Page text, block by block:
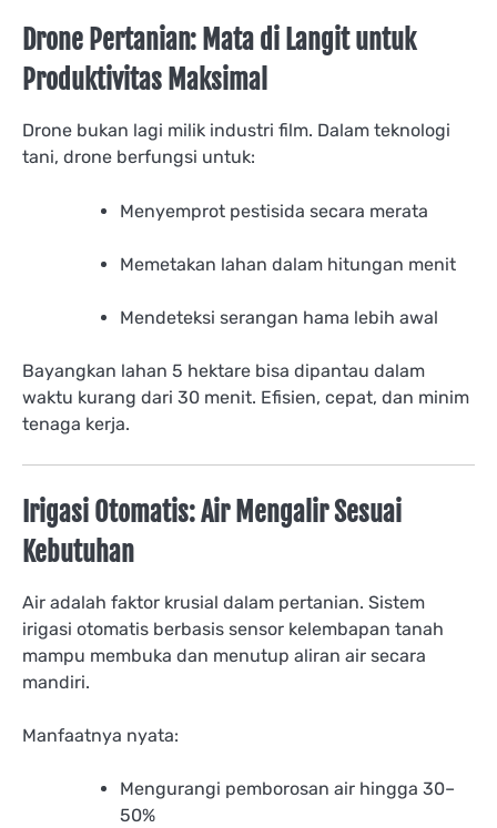
Drone Pertanian: Mata di Langit untuk
Produktivitas Maksimal
Drone bukan lagi milik industri film. Dalam teknologi
tani, drone berfungsi untuk:
Menyemprot pestisida secara merata
Memetakan lahan dalam hitungan menit
Mendeteksi serangan hama lebih awal
Bayangkan lahan 5 hektare bisa dipantau dalam
waktu kurang dari 30 menit. Efisien, cepat, dan minim
tenaga kerja.
Irigasi Otomatis: Air Mengalir Sesuai
Kebutuhan
Air adalah faktor krusial dalam pertanian. Sistem
irigasi otomatis berbasis sensor kelembapan tanah
mampu membuka dan menutup aliran air secara
mandiri.
Manfaatnya nyata:
Mengurangi pemborosan air hingga 30–
50%